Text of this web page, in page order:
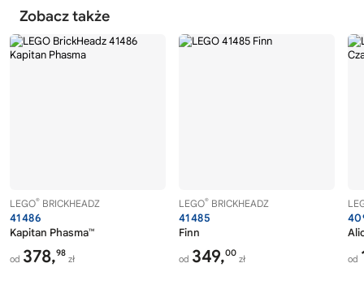
Zobacz także
LEGO® BRICKHEADZ
41486
Kapitan Phasma™
od 378,98
zł
LEGO® BRICKHEADZ
41485
Finn
od 349,00
zł od